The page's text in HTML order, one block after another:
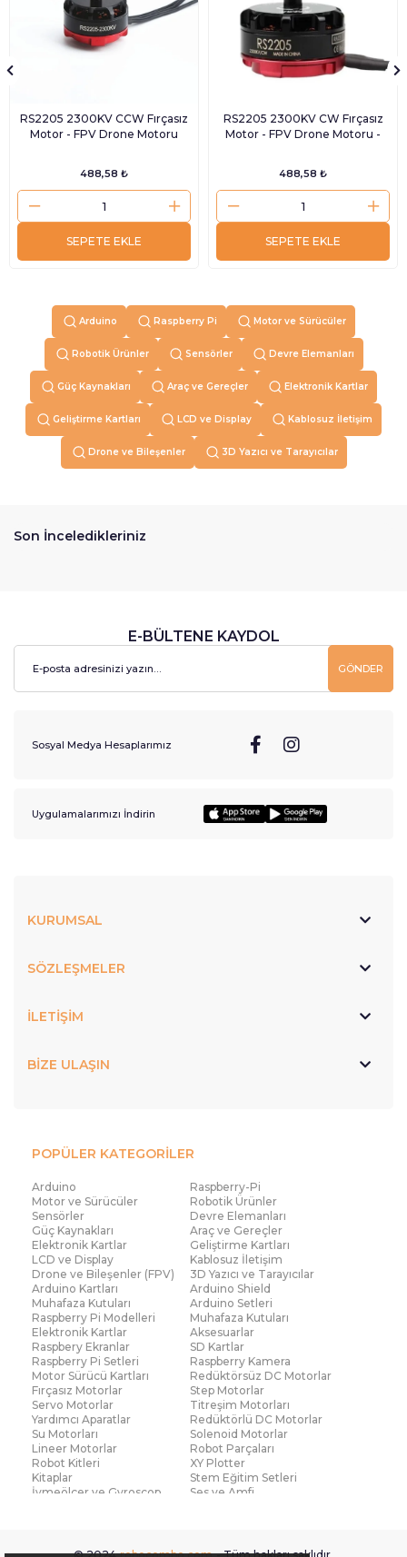
RS2205 2300KV CCW Fırçasız
Motor - FPV Drone Motoru
488,58 ₺
SEPETE EKLE
RS2205 2300KV CW Fırçasız
Motor - FPV Drone Motoru -
488,58 ₺
SEPETE EKLE
Arduino Raspberry Pi Motor ve Sürücüler
Robotik Ürünler Sensörler Devre Elemanları
Güç Kaynakları Araç ve Gereçler Elektronik Kartlar
Geliştirme Kartları LCD ve Display Kablosuz İletişim
Drone ve Bileşenler 3D Yazıcı ve Tarayıcılar
Son İnceledikleriniz
E-BÜLTENE KAYDOL
GÖNDER
Sosyal Medya Hesaplarımız
Uygulamalarımızı İndirin
KURUMSAL
SÖZLEŞMELER
İLETİŞİM
BİZE ULAŞIN
POPÜLER KATEGORİLER
Arduino
Raspberry-Pi
Motor ve Sürücüler
Robotik Ürünler
Sensörler
Devre Elemanları
Güç Kaynakları
Araç ve Gereçler
Elektronik Kartlar
Geliştirme Kartları
LCD ve Display
Kablosuz İletişim
Drone ve Bileşenler (FPV)
3D Yazıcı ve Tarayıcılar
Arduino Kartları
Arduino Shield
Muhafaza Kutuları
Arduino Setleri
Raspberry Pi Modelleri
Muhafaza Kutuları
Elektronik Kartlar
Aksesuarlar
Raspbery Ekranlar
SD Kartlar
Raspberry Pi Setleri
Raspberry Kamera
Motor Sürücü Kartları
Redüktörsüz DC Motorlar
Fırçasız Motorlar
Step Motorlar
Servo Motorlar
Titreşim Motorları
Yardımcı Aparatlar
Redüktörlü DC Motorlar
Su Motorları
Solenoid Motorlar
Lineer Motorlar
Robot Parçaları
Robot Kitleri
XY Plotter
Kitaplar
Stem Eğitim Setleri
İvmeölçer ve Gyroscop
Ses ve Amfi
Voltaj ve Akım
Titreşim